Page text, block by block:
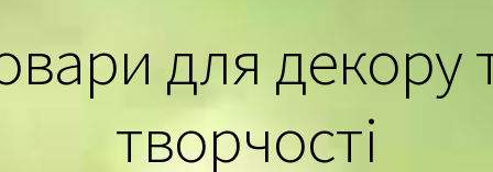
для декору
творчості